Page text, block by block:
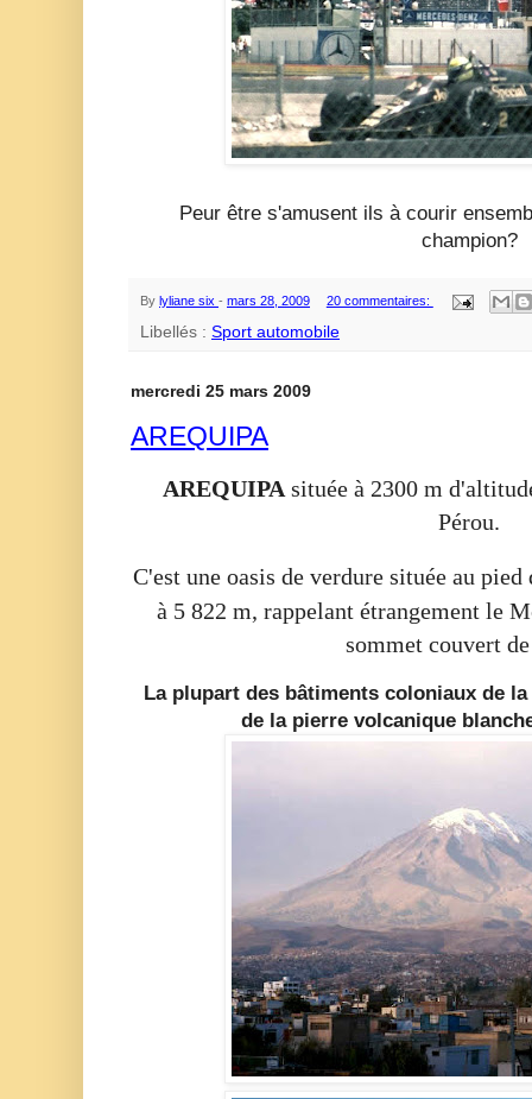
Peur être s'amusent ils à courir
champion?
By lyliane six - mars 28, 2009 20 commentaires:
Libellés : Sport automobile
mercredi 25 mars 2009
AREQUIPA
AREQUIPA située à 2300 m
Pérou.
C'est une oasis de verdure située au
à 5 822 m, rappelant étrangement le
sommet couvert
La plupart des bâtiments coloniaux de
de la pierre volcanique